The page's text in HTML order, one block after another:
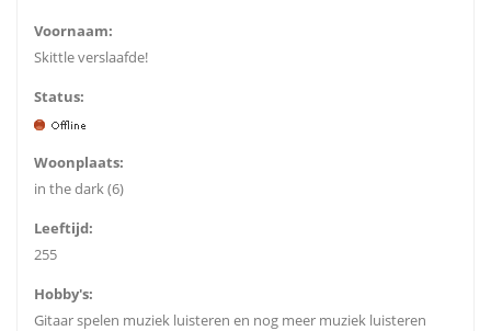
Voornaam:
Skittle verslaafde!
Status:
Woonplaats:
in the dark (6)
Leeftijd:
255
Hobby's:
Gitaar spelen muziek luisteren en nog meer muziek luisteren